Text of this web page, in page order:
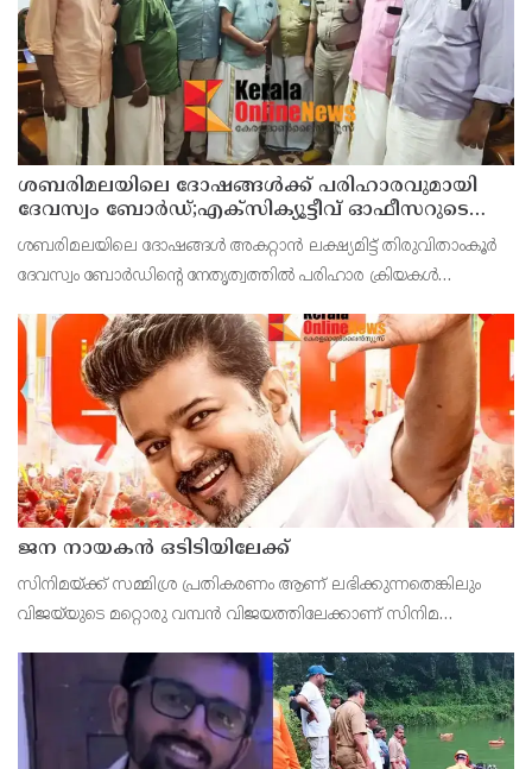
ശബരിമലയിലെ ദോഷങ്ങള്‍ക്ക് പരിഹാരവുമായി
ദേവസ്വം ബോർഡ്;എക്സിക്യൂട്ടീവ് ഓഫീസറുടെ
നേതൃത്വത്തിൽ തളിപ്പറമ്പ് രാജരാജേശ്വര
ക്ഷേത്രത്തിലും തൃച്ചംബരം ശ്രീകൃഷ്ണ
ക്ഷേത്രത്തിലും വഴിപാടുകൾ സമർപ്പിച്ചു
ശബരിമലയിലെ ദോഷങ്ങൾ അകറ്റാൻ ലക്ഷ്യമിട്ട് തിരുവിതാംകൂർ
ദേവസ്വം ബോർഡിന്റെ നേതൃത്വത്തിൽ പരിഹാര ക്രിയകൾ
ക്ഷേത്രത്തിലും തൃച്ചംബരം ശ്രീകൃഷ്ണ ക്ഷേത്രത്തിലും
ജന നായകന്‍ ഒടിടിയിലേക്ക്
സിനിമയ്ക്ക് സമ്മിശ്ര പ്രതികരണം ആണ് ലഭിക്കുന്നതെങ്കിലും
വിജയ്‌യുടെ മറ്റൊരു വമ്പന്‍ വിജയത്തിലേക്കാണ് സിനിമ